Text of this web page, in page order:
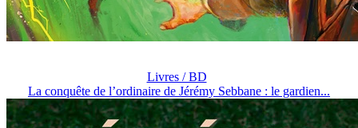
Livres / BD
La conquête de l’ordinaire de Jérémy Sebbane : le gardien...